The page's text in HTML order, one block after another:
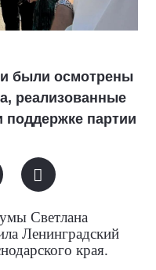
были осмотрены
реализованные
поддержке партии
Светлана
Ленинградский
края.